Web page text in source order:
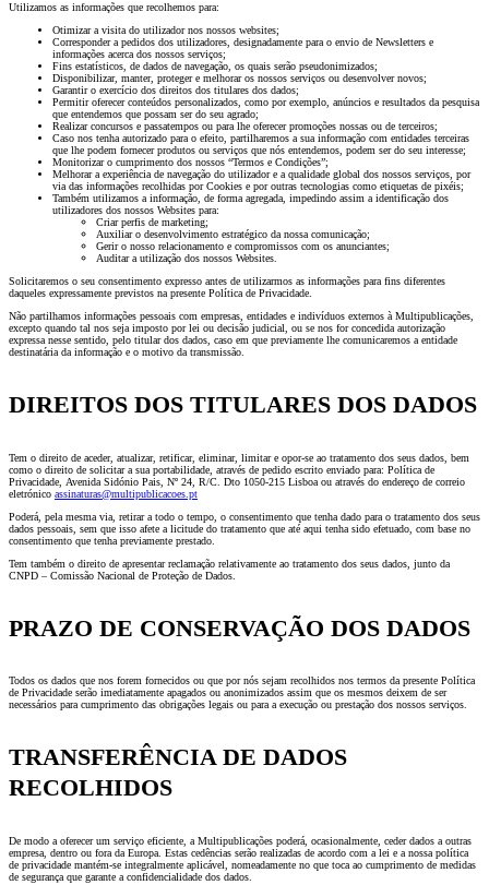
Utilizamos as informações que recolhemos para:
Otimizar a visita do utilizador nos nossos websites;
Corresponder a pedidos dos utilizadores, designadamente para o envio de Newsletters e
informações acerca dos nossos serviços;
Fins estatísticos, de dados de navegação, os quais serão pseudonimizados;
Disponibilizar, manter, proteger e melhorar os nossos serviços ou desenvolver novos;
Garantir o exercício dos direitos dos titulares dos dados;
Permitir oferecer conteúdos personalizados, como por exemplo, anúncios e resultados da pesquisa
que entendemos que possam ser do seu agrado;
Realizar concursos e passatempos ou para lhe oferecer promoções nossas ou de terceiros;
Caso nos tenha autorizado para o efeito, partilharemos a sua informação com entidades terceiras
que lhe podem fornecer produtos ou serviços que nós entendemos, podem ser do seu interesse;
Monitorizar o cumprimento dos nossos “Termos e Condições”;
Melhorar a experiência de navegação do utilizador e a qualidade global dos nossos serviços, por
via das informações recolhidas por Cookies e por outras tecnologias como etiquetas de pixéis;
Também utilizamos a informação, de forma agregada, impedindo assim a identificação dos
utilizadores dos nossos Websites para:
Criar perfis de marketing;
Auxiliar o desenvolvimento estratégico da nossa comunicação;
Gerir o nosso relacionamento e compromissos com os anunciantes;
Auditar a utilização dos nossos Websites.
Solicitaremos o seu consentimento expresso antes de utilizarmos as informações para fins diferentes
daqueles expressamente previstos na presente Política de Privacidade.
Não partilhamos informações pessoais com empresas, entidades e indivíduos externos à Multipublicações,
excepto quando tal nos seja imposto por lei ou decisão judicial, ou se nos for concedida autorização
expressa nesse sentido, pelo titular dos dados, caso em que previamente lhe comunicaremos a entidade
destinatária da informação e o motivo da transmissão.
DIREITOS DOS TITULARES DOS DADOS
Tem o direito de aceder, atualizar, retificar, eliminar, limitar e opor-se ao tratamento dos seus dados, bem
como o direito de solicitar a sua portabilidade, através de pedido escrito enviado para: Política de
Privacidade, Avenida Sidónio Pais, Nº 24, R/C. Dto 1050-215 Lisboa ou através do endereço de correio
eletrónico assinaturas@multipublicacoes.pt
Poderá, pela mesma via, retirar a todo o tempo, o consentimento que tenha dado para o tratamento dos seus
dados pessoais, sem que isso afete a licitude do tratamento que até aqui tenha sido efetuado, com base no
consentimento que tenha previamente prestado.
Tem também o direito de apresentar reclamação relativamente ao tratamento dos seus dados, junto da
CNPD – Comissão Nacional de Proteção de Dados.
PRAZO DE CONSERVAÇÃO DOS DADOS
Todos os dados que nos forem fornecidos ou que por nós sejam recolhidos nos termos da presente Política
de Privacidade serão imediatamente apagados ou anonimizados assim que os mesmos deixem de ser
necessários para cumprimento das obrigações legais ou para a execução ou prestação dos nossos serviços.
TRANSFERÊNCIA DE DADOS
RECOLHIDOS
De modo a oferecer um serviço eficiente, a Multipublicações poderá, ocasionalmente, ceder dados a outras
empresa, dentro ou fora da Europa. Estas cedências serão realizadas de acordo com a lei e a nossa política
de privacidade mantém-se integralmente aplicável, nomeadamente no que toca ao cumprimento de medidas
de segurança que garante a confidencialidade dos dados.